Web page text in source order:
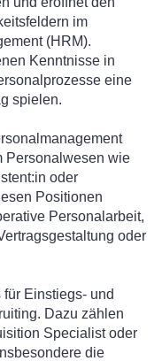
im
(HRM).
Kenntnisse in
eine
spielen.
Personalwesen wie
oder
Positionen
Personalarbeit,
oder
Einstiegs- und
Dazu zählen
Specialist oder
die